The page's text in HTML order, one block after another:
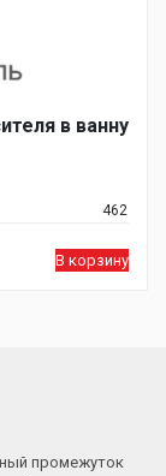
в ванну
462
В корзину
промежуток